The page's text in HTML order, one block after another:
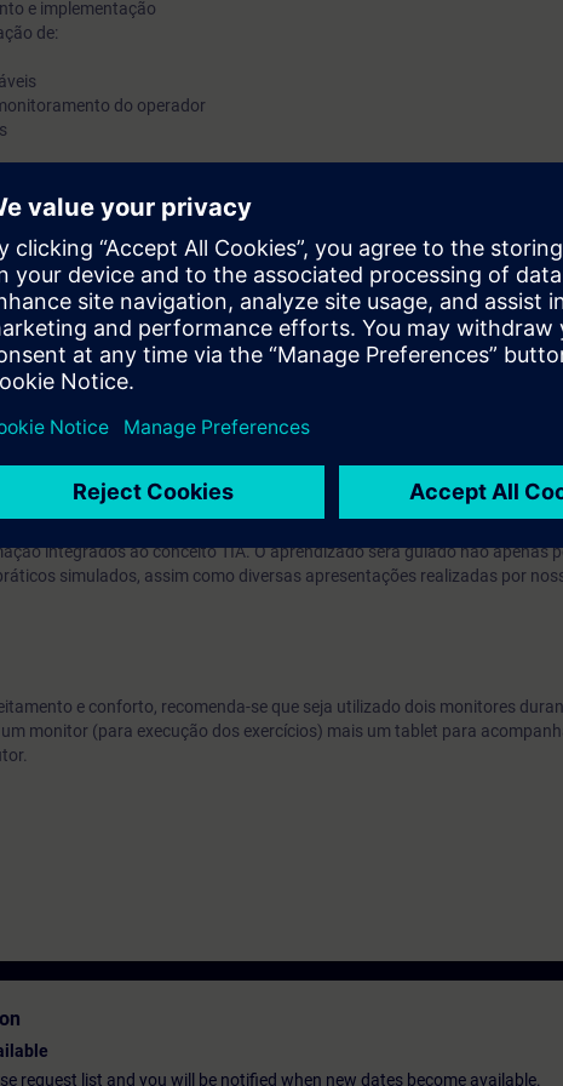
e implementação
de:
do operador
de exercícios simulados no modelo do sistema SIMATIC S7-1500 e
para a Indústria 4.0 - descubra suas possibilidades. As tecnologias
atualizado, é quase essencial que o treinamento seja realizado por
e segura.
é formado por engenheiros de configuração e planejadores de projeto,
industriais de médio e grande porte, que trabalham em conceitos
com componentes SIMATIC para automação da produção. O
na área de tecnologia de automação.
ao conceito de Digital Enterprise, seu caminho para a Indústria
SIMATIC, para que você possa ter conhecimentos iniciais sobre
integrados ao conceito TIA. O aprendizado será guiado não apenas
simulados, assim como diversas apresentações realizadas por
e conforto, recomenda-se que seja utilizado dois monitores
monitor (para execução dos exercícios) mais um tablet para
request list and you will be notified when new dates become available.